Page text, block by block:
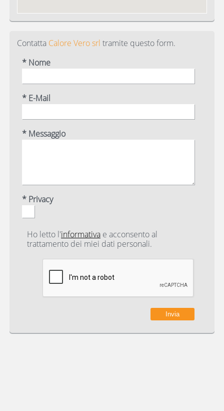
Contatta Calore Vero srl tramite questo form.
* Nome
* E-Mail
* Messaggio
* Privacy
Ho letto l'informativae acconsento al
trattamento dei miei dati personali.